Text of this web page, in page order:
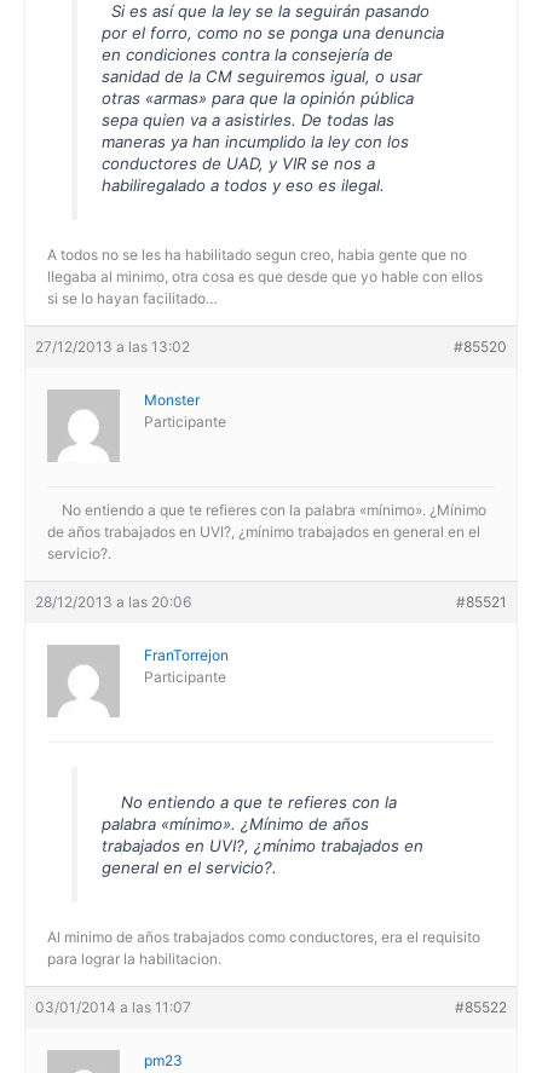
Si es así que la ley se la seguirán pasando
por el forro, como no se ponga una denuncia
en condiciones contra la consejería de
sanidad de la CM seguiremos igual, o usar
otras «armas» para que la opinión pública
sepa quien va a asistirles. De todas las
maneras ya han incumplido la ley con los
conductores de UAD, y VIR se nos a
habiliregalado a todos y eso es ilegal.
A todos no se les ha habilitado segun creo, habia gente que no
llegaba al minimo, otra cosa es que desde que yo hable con ellos
si se lo hayan facilitado…
27/12/2013 a las 13:02 #85520
Monster
Participante
No entiendo a que te refieres con la palabra «mínimo». ¿Mínimo
de años trabajados en UVI?, ¿mínimo trabajados en general en el
servicio?.
28/12/2013 a las 20:06 #85521
FranTorrejon
Participante
No entiendo a que te refieres con la
palabra «mínimo». ¿Mínimo de años
trabajados en UVI?, ¿mínimo trabajados en
general en el servicio?.
Al minimo de años trabajados como conductores, era el requisito
para lograr la habilitacion.
03/01/2014 a las 11:07 #85522
pm23